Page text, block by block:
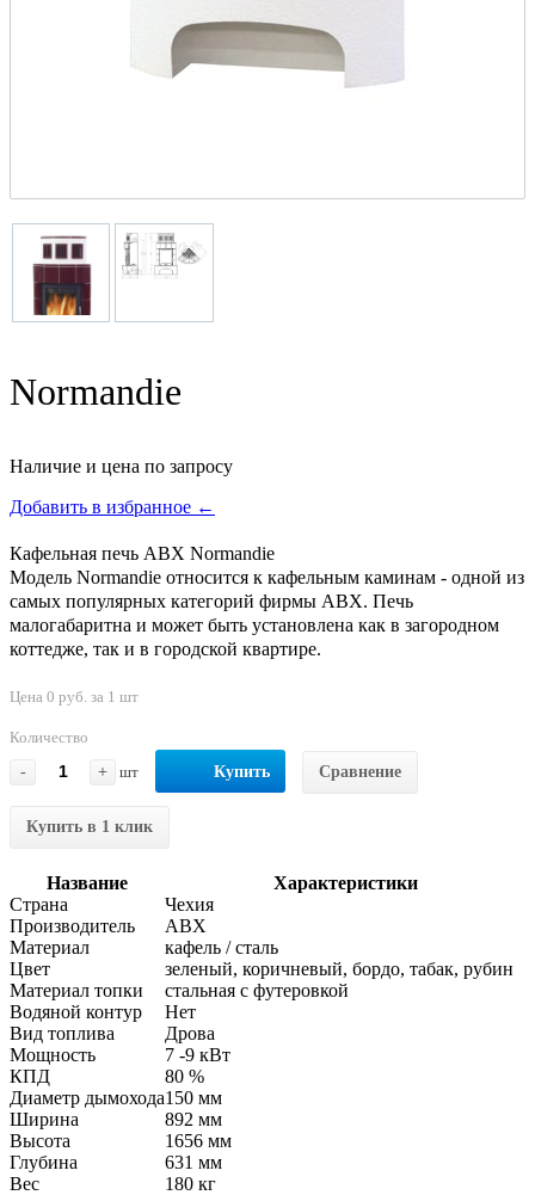
Normandie
Наличие и цена по запросу
Добавить в избранное ←
Кафельная печь ABX Normandie
Модель Normandie относится к кафельным каминам - одной из
самых популярных категорий фирмы АВХ. Печь
малогабаритна и может быть установлена как в загородном
коттедже, так и в городской квартире.
Цена 0 руб. за 1 шт
Количество
-
+ шт Купить Сравнение
Купить в 1 клик
Название
Характеристики
Страна
Чехия
Производитель
ABX
Материал
кафель / сталь
Цвет
зеленый, коричневый, бордо, табак, рубин
Материал топки
стальная с футеровкой
Водяной контур
Нет
Вид топлива
Дрова
Мощность
7 -9 кВт
КПД
80 %
Диаметр дымохода150 мм
Ширина
892 мм
Высота
1656 мм
Глубина
631 мм
Вес
180 кг